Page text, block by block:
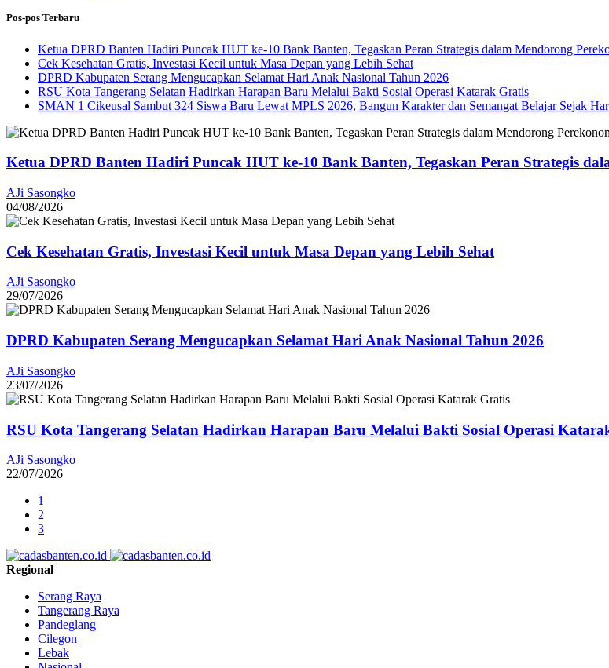
Pos-pos Terbaru
Ketua DPRD Banten Hadiri Puncak HUT ke-10 Bank Banten, Tegaskan Peran Strategis dalam Mendorong
Cek Kesehatan Gratis, Investasi Kecil untuk Masa Depan yang Lebih Sehat
DPRD Kabupaten Serang Mengucapkan Selamat Hari Anak Nasional Tahun 2026
RSU Kota Tangerang Selatan Hadirkan Harapan Baru Melalui Bakti Sosial Operasi Katarak Gratis
SMAN 1 Cikeusal Sambut 324 Siswa Baru Lewat MPLS 2026, Bangun Karakter dan Semangat Belajar Sejak
Ketua DPRD Banten Hadiri Puncak HUT ke-10 Bank Banten, Tegaskan Peran Strategis
AJi Sasongko
04/08/2026
Cek Kesehatan Gratis, Investasi Kecil untuk Masa Depan yang Lebih Sehat
AJi Sasongko
29/07/2026
DPRD Kabupaten Serang Mengucapkan Selamat Hari Anak Nasional Tahun 2026
AJi Sasongko
23/07/2026
RSU Kota Tangerang Selatan Hadirkan Harapan Baru Melalui Bakti Sosial Operasi
AJi Sasongko
22/07/2026
1
2
3
Regional
Serang Raya
Tangerang Raya
Pandeglang
Cilegon
Lebak